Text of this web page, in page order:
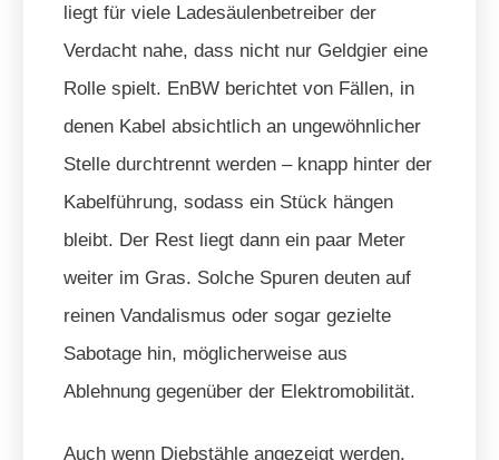
liegt für viele Ladesäulenbetreiber der
Verdacht nahe, dass nicht nur Geldgier eine
Rolle spielt. EnBW berichtet von Fällen, in
denen Kabel absichtlich an ungewöhnlicher
Stelle durchtrennt werden – knapp hinter der
Kabelführung, sodass ein Stück hängen
bleibt. Der Rest liegt dann ein paar Meter
weiter im Gras. Solche Spuren deuten auf
reinen Vandalismus oder sogar gezielte
Sabotage hin, möglicherweise aus
Ablehnung gegenüber der Elektromobilität.
Auch wenn Diebstähle angezeigt werden,